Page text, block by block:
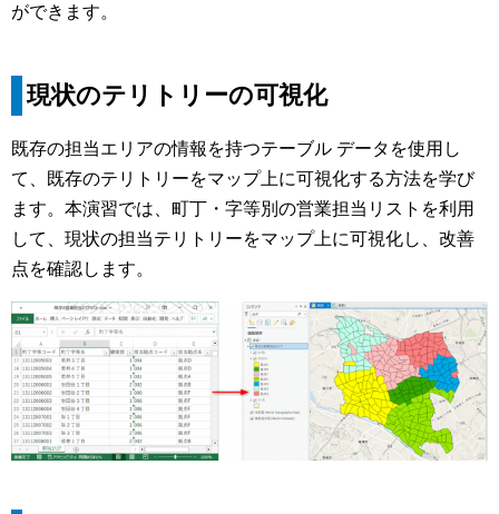
ができます。
現状のテリトリーの可視化
既存の担当エリアの情報を持つテーブル データを使用し
て、既存のテリトリーをマップ上に可視化する方法を学び
ます。本演習では、町丁・字等別の営業担当リストを利用
して、現状の担当テリトリーをマップ上に可視化し、改善
点を確認します。